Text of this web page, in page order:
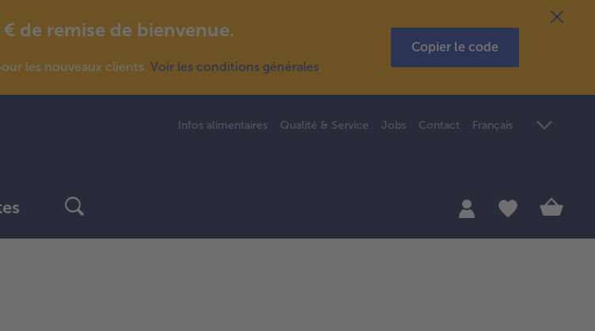
de remise de bienvenue.
les nouveaux clients. Voir les conditions générales.
Copier le code
Infos alimentaires Qualité & Service Jobs Contact Français